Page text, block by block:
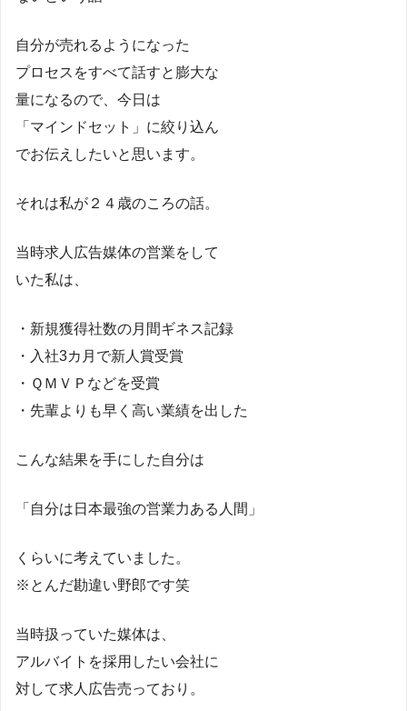
自分が売れるようになった
プロセスをすべて話すと膨大な
量になるので、今日は
「マインドセット」に絞り込ん
でお伝えしたいと思います。
それは私が２４歳のころの話。
当時求人広告媒体の営業をして
いた私は、
・新規獲得社数の月間ギネス記録
・入社3カ月で新人賞受賞
・ＱＭＶＰなどを受賞
・先輩よりも早く高い業績を出した
こんな結果を手にした自分は
「自分は日本最強の営業力ある人間」
くらいに考えていました。
※とんだ勘違い野郎です笑
当時扱っていた媒体は、
アルバイトを採用したい会社に
対して求人広告売っており。